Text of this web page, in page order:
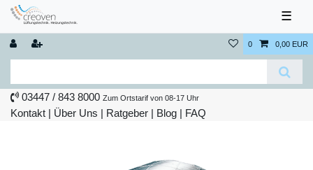
☰
0 0,00 EUR
03447 / 843 8000 Zum Ortstarif von 08-17 Uhr
Kontakt | Über Uns | Ratgeber | Blog | FAQ